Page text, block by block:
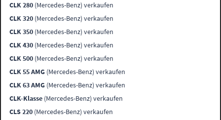
CLK 280 (Mercedes-Benz) verkaufen
CLK 320 (Mercedes-Benz) verkaufen
CLK 350 (Mercedes-Benz) verkaufen
CLK 430 (Mercedes-Benz) verkaufen
CLK 500 (Mercedes-Benz) verkaufen
CLK 55 AMG (Mercedes-Benz) verkaufen
CLK 63 AMG (Mercedes-Benz) verkaufen
CLK-Klasse (Mercedes-Benz) verkaufen
CLS 220 (Mercedes-Benz) verkaufen